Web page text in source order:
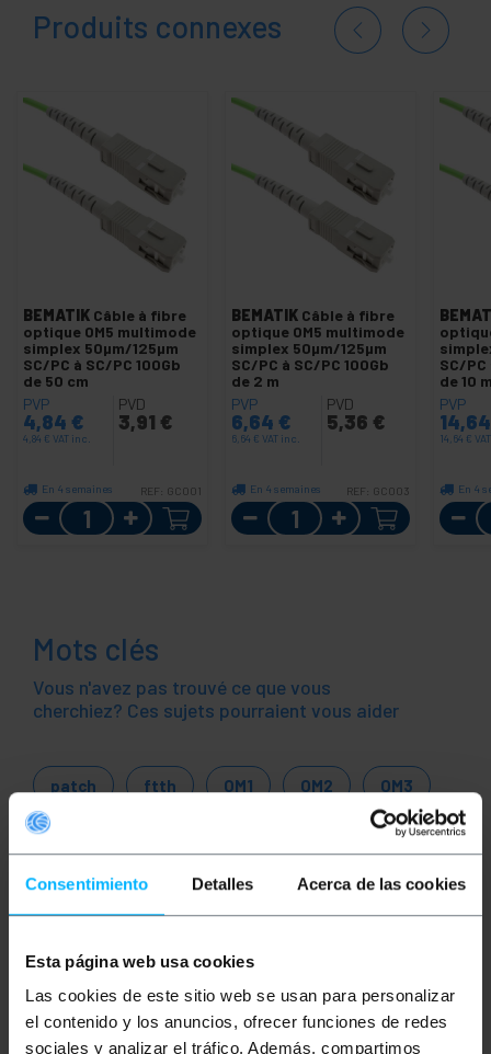
Consentimiento Detalles Acerca de las cookies
Esta página web usa cookies
Las cookies de este sitio web se usan para personalizar
el contenido y los anuncios, ofrecer funciones de redes
sociales y analizar el tráfico. Además, compartimos
Produits connexes
BEMATIK Câble à fibre
optique OM5 multimode
simplex 50µm/125µm
SC/PC à SC/PC 100Gb
de 50 cm
PVP
4,84 €
4,84 € VAT inc.
PVD
3,91 €
En 4 semaines REF: GC001
Quantité
BEMATIK Câble à fibre
optique OM5 multimode
simplex 50µm/125µm
SC/PC à SC/PC 100Gb
de 2 m
PVP
6,64 €
6,64 € VAT inc.
PVD
5,36 €
En 4 semaines REF: GC003
Quantité
SC/PC
de 10
PVP
14,64 €
En 4
Mots clés
Vous n'avez pas trouvé ce que vous
cherchiez? Ces sujets pourraient vous aider
patch ftth OM1 OM2 OM3
bouygues télécom sfr.free mobile